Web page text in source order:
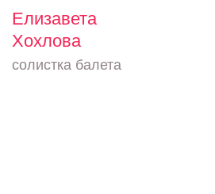
Елизавета
Хохлова
солистка балета